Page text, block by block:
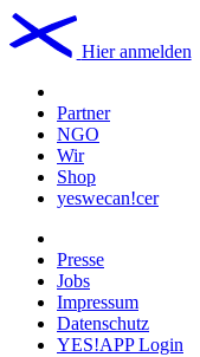
Hier anmelden
Partner
NGO
Wir
Shop
yeswecan!cer
Presse
Jobs
Impressum
Datenschutz
YES!APP Login